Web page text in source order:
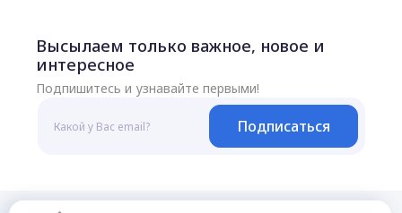
Высылаем только важное, новое и
интересное
Подпишитесь и узнавайте первыми!
Подписаться